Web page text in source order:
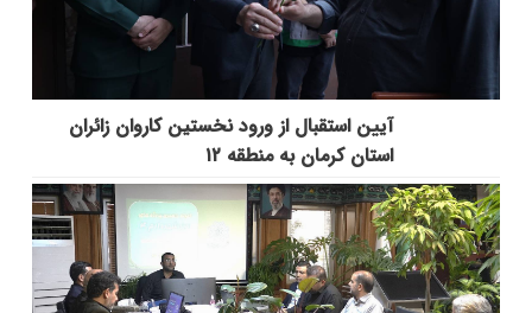
آیین استقبال از ورود نخستین کاروان زائران
استان کرمان به منطقه ۱۲